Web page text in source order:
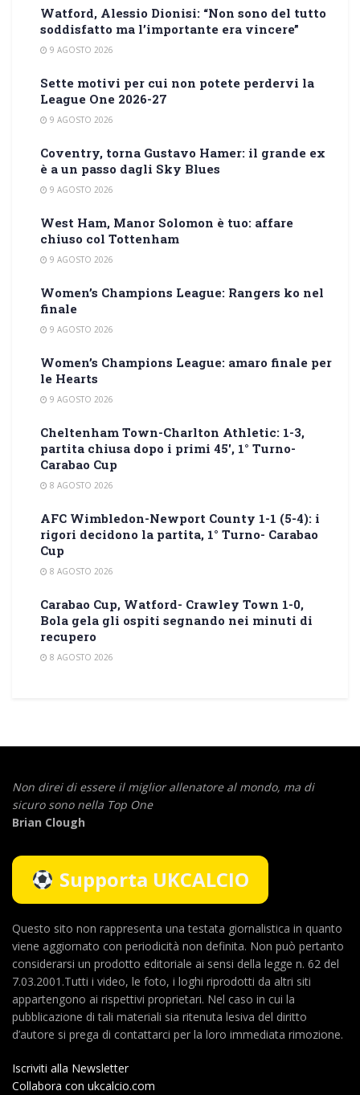
Watford, Alessio Dionisi: “Non sono del tutto
soddisfatto ma l’importante era vincere”
9 AGOSTO 2026
Sette motivi per cui non potete perdervi la
League One 2026-27
9 AGOSTO 2026
Coventry, torna Gustavo Hamer: il grande ex
è a un passo dagli Sky Blues
9 AGOSTO 2026
West Ham, Manor Solomon è tuo: affare
chiuso col Tottenham
9 AGOSTO 2026
Women’s Champions League: Rangers ko nel
finale
9 AGOSTO 2026
Women’s Champions League: amaro finale per
le Hearts
9 AGOSTO 2026
Cheltenham Town-Charlton Athletic: 1-3,
partita chiusa dopo i primi 45′, 1° Turno-
Carabao Cup
8 AGOSTO 2026
AFC Wimbledon-Newport County 1-1 (5-4): i
rigori decidono la partita, 1° Turno- Carabao
Cup
8 AGOSTO 2026
Carabao Cup, Watford- Crawley Town 1-0,
Bola gela gli ospiti segnando nei minuti di
recupero
8 AGOSTO 2026
Non direi di essere il miglior allenatore al mondo, ma di
sicuro sono nella Top One
Brian Clough
Supporta UKCALCIO
Questo sito non rappresenta una testata giornalistica in quanto
viene aggiornato con periodicità non definita. Non può pertanto
considerarsi un prodotto editoriale ai sensi della legge n. 62 del
7.03.2001.Tutti i video, le foto, i loghi riprodotti da altri siti
appartengono ai rispettivi proprietari. Nel caso in cui la
pubblicazione di tali materiali sia ritenuta lesiva del diritto
d’autore si prega di contattarci per la loro immediata rimozione.
Iscriviti alla Newsletter
Collabora con ukcalcio.com